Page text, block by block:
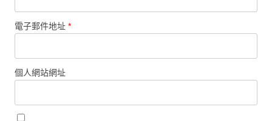
電子郵件地址 *
個人網站網址